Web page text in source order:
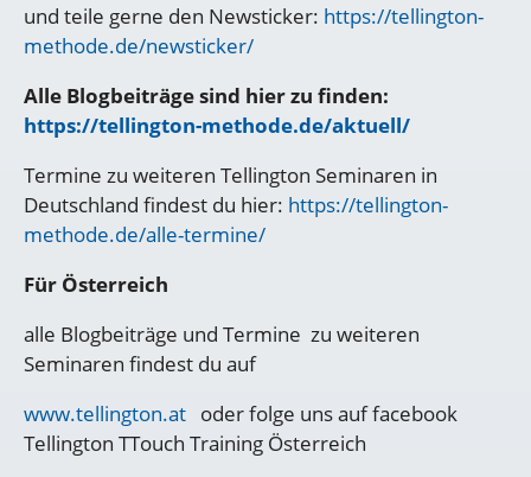
und teile gerne den Newsticker: https://tellington-
methode.de/newsticker/
Alle Blogbeiträge sind hier zu finden:
https://tellington-methode.de/aktuell/
Termine zu weiteren Tellington Seminaren in
Deutschland findest du hier: https://tellington-
methode.de/alle-termine/
Für Österreich
alle Blogbeiträge und Termine zu weiteren
Seminaren findest du auf
www.tellington.at oder folge uns auf facebook
Tellington TTouch Training Österreich